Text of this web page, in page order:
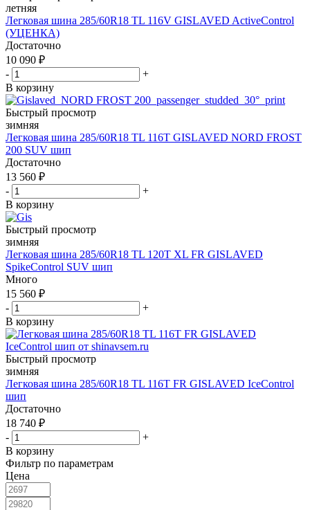
летняя
Легковая шина 285/60R18 TL 116V GISLAVED ActiveControl
(УЦЕНКА)
Достаточно
10 090 ₽
-
+
В корзину
Быстрый просмотр
зимняя
Легковая шина 285/60R18 TL 116T GISLAVED NORD FROST
200 SUV шип
Достаточно
13 560 ₽
-
+
В корзину
Быстрый просмотр
зимняя
Легковая шина 285/60R18 TL 120T XL FR GISLAVED
SpikeControl SUV шип
Много
15 560 ₽
-
+
В корзину
Быстрый просмотр
зимняя
Легковая шина 285/60R18 TL 116T FR GISLAVED IceControl
шип
Достаточно
18 740 ₽
-
+
В корзину
Фильтр по параметрам
Цена